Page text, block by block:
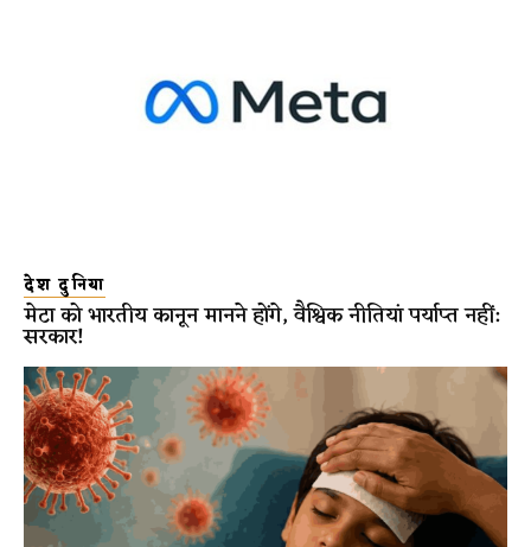
देश दुनिया
मेटा को भारतीय कानून मानने होंगे, वैश्विक नीतियां पर्याप्त नहीं:
सरकार!